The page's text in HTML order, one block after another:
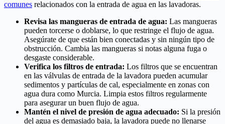
comunes relacionados con la entrada de agua en las lavadoras.
Revisa las mangueras de entrada de agua: Las mangueras
pueden torcerse o doblarse, lo que restringe el flujo de agua.
Asegúrate de que están bien conectadas y sin ningún tipo de
obstrucción. Cambia las mangueras si notas alguna fuga o
desgaste considerable.
Verifica los filtros de entrada: Los filtros que se encuentran
en las válvulas de entrada de la lavadora pueden acumular
sedimentos y partículas de cal, especialmente en zonas con
agua dura como Murcia. Limpia estos filtros regularmente
para asegurar un buen flujo de agua.
Mantén el nivel de presión de agua adecuado: Si la presión
del agua es demasiado baja, la lavadora puede no llenarse